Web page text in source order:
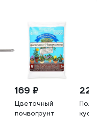
169 ₽
Цветочный
почвогрунт